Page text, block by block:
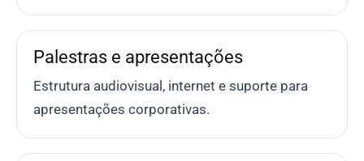
Palestras e apresentações
Estrutura audiovisual, internet e suporte para
apresentações corporativas.